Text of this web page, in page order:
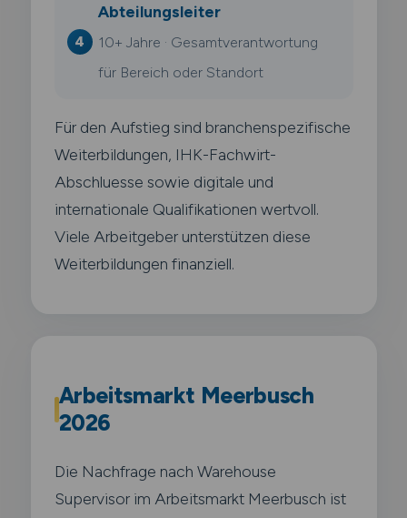
Abteilungsleiter
10+ Jahre · Gesamtverantwortung
für Bereich oder Standort
Für den Aufstieg sind branchenspezifische
Weiterbildungen, IHK-Fachwirt-
Abschluesse sowie digitale und
internationale Qualifikationen wertvoll.
Viele Arbeitgeber unterstützen diese
Weiterbildungen finanziell.
Arbeitsmarkt Meerbusch
2026
Die Nachfrage nach Warehouse
Supervisor im Arbeitsmarkt Meerbusch ist